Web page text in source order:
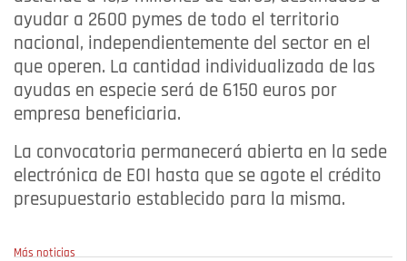
ayudar a 2600 pymes de todo el territorio
nacional, independientemente del sector en el
que operen. La cantidad individualizada de las
ayudas en especie será de 6150 euros por
empresa beneficiaria.
La convocatoria permanecerá abierta en la sede
electrónica de EOI hasta que se agote el crédito
presupuestario establecido para la misma.
Más noticias